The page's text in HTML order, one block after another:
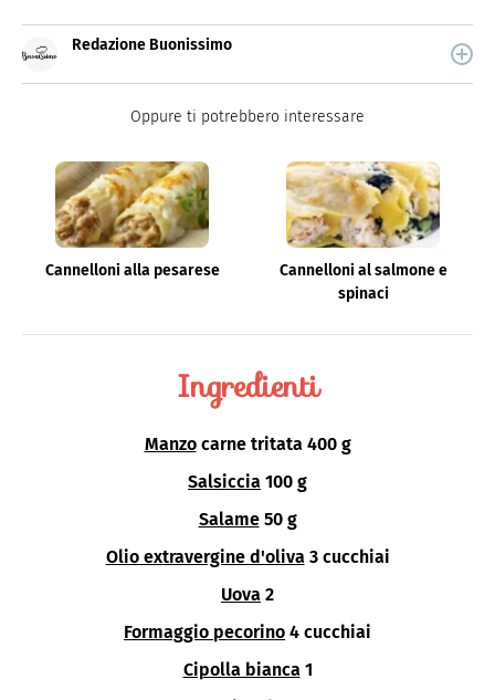
Redazione Buonissimo
quale trovi idee veloci, facili e spiegate passo passo.
Oppure ti potrebbero interessare
Cannelloni alla pesarese
Cannelloni al salmone e
spinaci
Ingredienti
Manzo carne tritata 400 g
Salsiccia 100 g
Salame 50 g
Olio extravergine d'oliva 3 cucchiai
Uova 2
Formaggio pecorino 4 cucchiai
Cipolla bianca 1